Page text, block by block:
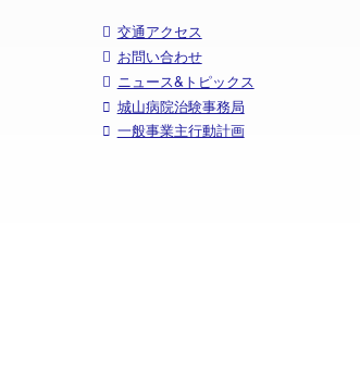
交通アクセス
お問い合わせ
ニュース&トピックス
城山病院治験事務局
一般事業主行動計画